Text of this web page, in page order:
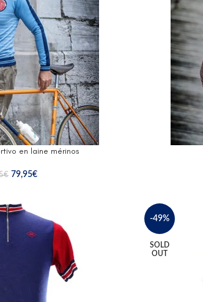
en laine mérinos
€ 79,95€
-49%
SOLD
OUT